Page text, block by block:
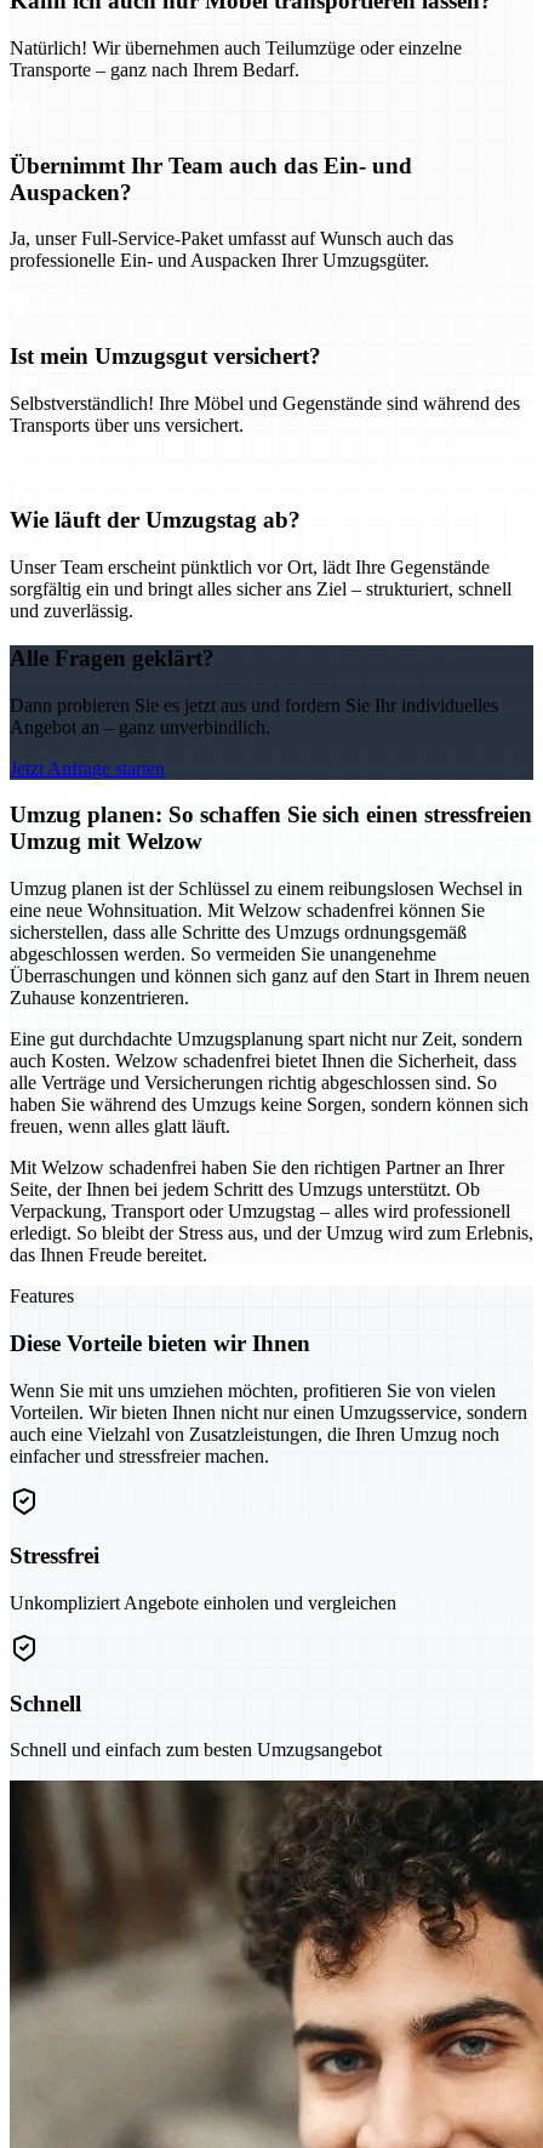
Natürlich! Wir übernehmen auch Teilumzüge oder einzelne
Transporte – ganz nach Ihrem Bedarf.
Übernimmt Ihr Team auch das Ein- und
Auspacken?
Ja, unser Full-Service-Paket umfasst auf Wunsch auch das
professionelle Ein- und Auspacken Ihrer Umzugsgüter.
Ist mein Umzugsgut versichert?
Selbstverständlich! Ihre Möbel und Gegenstände sind während des
Transports über uns versichert.
Wie läuft der Umzugstag ab?
Unser Team erscheint pünktlich vor Ort, lädt Ihre Gegenstände
sorgfältig ein und bringt alles sicher ans Ziel – strukturiert, schnell
und zuverlässig.
Alle Fragen geklärt?
Dann probieren Sie es jetzt aus und fordern Sie Ihr individuelles
Angebot an – ganz unverbindlich.
Jetzt Anfrage starten
Umzug planen: So schaffen Sie sich einen stressfreien
Umzug mit Welzow
Umzug planen ist der Schlüssel zu einem reibungslosen Wechsel in
eine neue Wohnsituation. Mit Welzow schadenfrei können Sie
sicherstellen, dass alle Schritte des Umzugs ordnungsgemäß
abgeschlossen werden. So vermeiden Sie unangenehme
Überraschungen und können sich ganz auf den Start in Ihrem neuen
Zuhause konzentrieren.
Eine gut durchdachte Umzugsplanung spart nicht nur Zeit, sondern
auch Kosten. Welzow schadenfrei bietet Ihnen die Sicherheit, dass
alle Verträge und Versicherungen richtig abgeschlossen sind. So
haben Sie während des Umzugs keine Sorgen, sondern können sich
freuen, wenn alles glatt läuft.
Mit Welzow schadenfrei haben Sie den richtigen Partner an Ihrer
Seite, der Ihnen bei jedem Schritt des Umzugs unterstützt. Ob
Verpackung, Transport oder Umzugstag – alles wird professionell
erledigt. So bleibt der Stress aus, und der Umzug wird zum Erlebnis,
das Ihnen Freude bereitet.
Features
Diese Vorteile bieten wir Ihnen
Wenn Sie mit uns umziehen möchten, profitieren Sie von vielen
Vorteilen. Wir bieten Ihnen nicht nur einen Umzugsservice, sondern
auch eine Vielzahl von Zusatzleistungen, die Ihren Umzug noch
einfacher und stressfreier machen.
Stressfrei
Unkompliziert Angebote einholen und vergleichen
Schnell
Schnell und einfach zum besten Umzugsangebot